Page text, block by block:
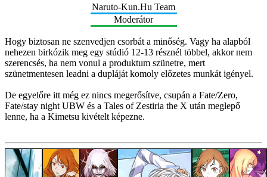
Naruto-Kun.Hu Team
Moderátor
Hogy biztosan ne szenvedjen csorbát a minőség. Vagy ha alapból
nehezen birkózik meg egy stúdió 12-13 résznél többel, akkor nem
szerencsés, ha nem vonul a produktum szünetre, mert
szünetmentesen leadni a dupláját komoly előzetes munkát igényel.
De egyelőre itt még ez nincs megerősítve, csupán a Fate/Zero,
Fate/stay night UBW és a Tales of Zestiria the X után meglepő
lenne, ha a Kimetsu kivételt képezne.